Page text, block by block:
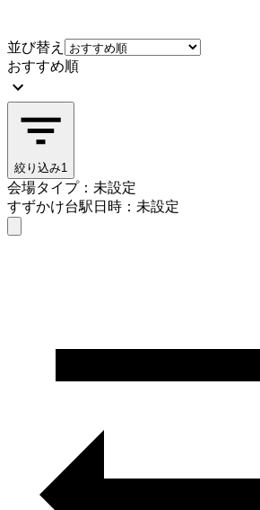
並び替え
おすすめ順
絞り込み1
会場タイプ：未設定
すずかけ台駅日時：未設定